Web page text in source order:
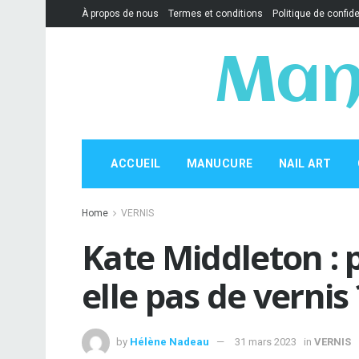
À propos de nous Termes et conditions Politique de
ACCUEIL MANUCURE NAIL ART
Home VERNIS
Kate Middleton :
elle pas de vernis
by Hélène Nadeau 31 mars 2023 in VERNIS